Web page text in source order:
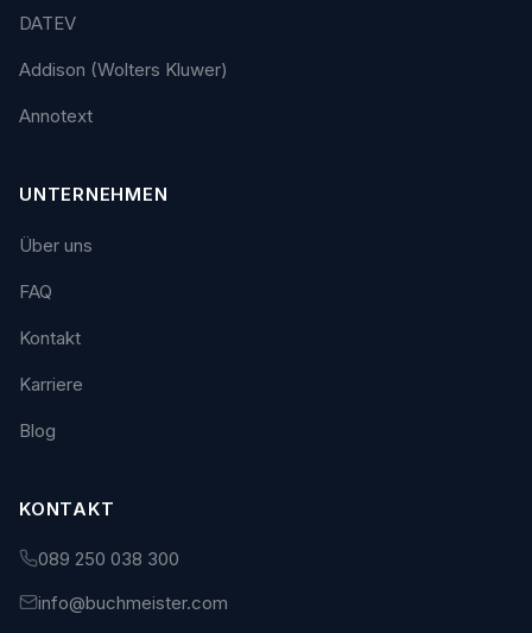
DATEV
Addison (Wolters Kluwer)
Annotext
UNTERNEHMEN
Über uns
FAQ
Kontakt
Karriere
Blog
KONTAKT
089 250 038 300
info@buchmeister.com